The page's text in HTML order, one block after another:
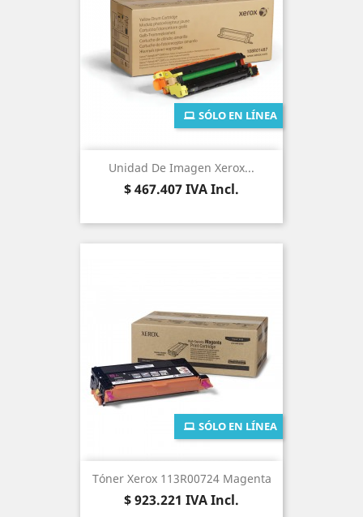
Unidad De Imagen Xerox...
Precio
$ 467.407IVA Incl.
SÓLO EN LÍNEA
Tóner Xerox 113R00724 Magenta
Precio
$ 923.221 IVA Incl.
SÓLO EN LÍNEA